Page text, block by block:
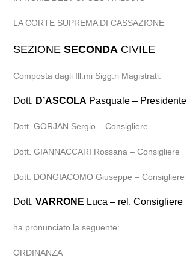
LA CORTE SUPREMA DI CASSAZIONE
SEZIONESECONDA CIVILE
Composta dagli Ill.mi Sigg.ri Magistrati:
Dott. D’ASCOLA Pasquale – Presidente
Dott. GORJAN Sergio – Consigliere
Dott. GIANNACCARI Rossana – Consigliere
Dott. DONGIACOMO Giuseppe – Consigliere
Dott.VARRONE Luca – rel. Consigliere
ha pronunciato la seguente:
ORDINANZA